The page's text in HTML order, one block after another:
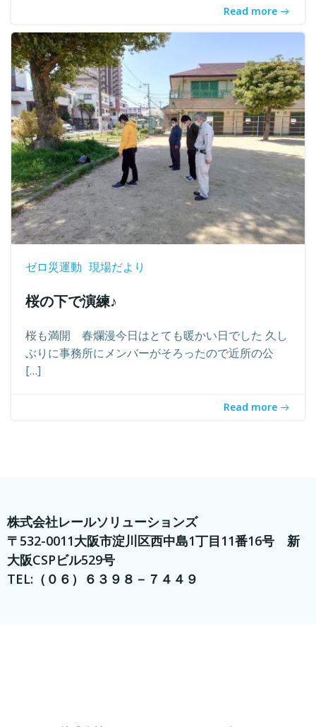
Read more
ゼロ災運動 現場だより
桜の下で演練♪
桜も満開 春爛漫今日はとても暖かい日でした 久し
ぶりに事務所にメンバーがそろったので近所の公
[…]
Read more
株式会社レールソリューションズ
〒532-0011大阪市淀川区西中島1丁目11番16号 新
大阪CSPビル529号
TEL:（０６）６３９８－７４４９